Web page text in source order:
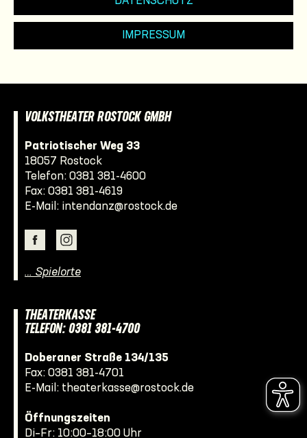
IMPRESSUM
VOLKSTHEATER ROSTOCK GMBH
Patriotischer Weg 33
18057 Rostock
Telefon: 0381 381-4600
Fax: 0381 381-4619
E-Mail: intendanz@rostock.de
… Spielorte
THEATERKASSE
TELEFON: 0381 381-4700
Doberaner Straße 134/135
Fax: 0381 381-4701
E-Mail: theaterkasse@rostock.de
Öffnungszeiten
Di–Fr: 10:00–18:00 Uhr